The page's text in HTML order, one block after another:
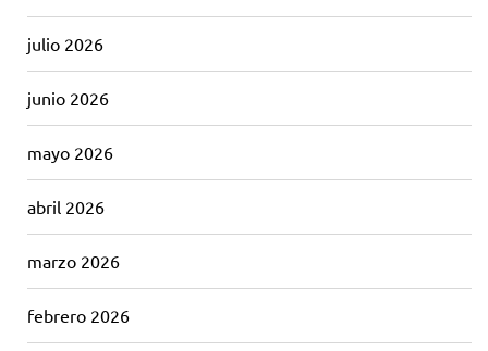
julio 2026
junio 2026
mayo 2026
abril 2026
marzo 2026
febrero 2026